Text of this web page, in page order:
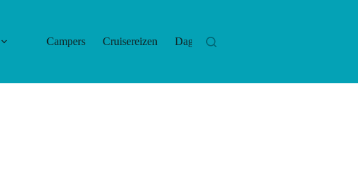
Campers Cruisereizen Dagtrips